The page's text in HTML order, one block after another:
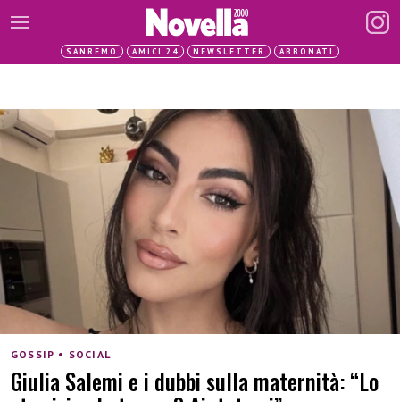
SANREMO AMICI 24 NEWSLETTER ABBONATI
GOSSIP • SOCIAL
Giulia Salemi e i dubbi sulla maternità: “Lo